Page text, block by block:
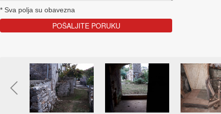
* Sva polja su obavezna